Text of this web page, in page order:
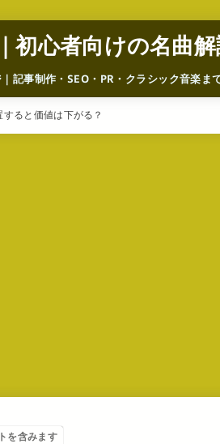
初心者向けの名曲
記事制作・SEO・PR・クラシック音楽ま
ると価値は下がる？
を含みます